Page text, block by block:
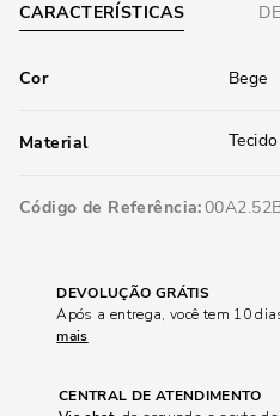
CARACTERÍSTICAS
Cor Bege
Material Tecido
Código de Referência
DEVOLUÇÃO GRÁTIS
Após a entrega, você tem 10
mais
CENTRAL DE ATENDIMENTO